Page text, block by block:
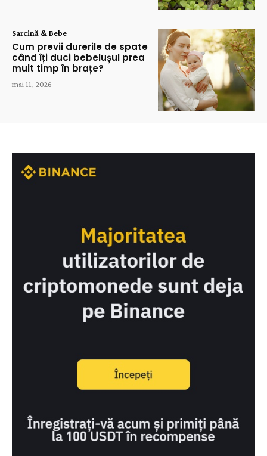
Sarcină & Bebe
Cum previi durerile de spate
când îți duci bebelușul prea
mult timp în brațe?
mai 11, 2026